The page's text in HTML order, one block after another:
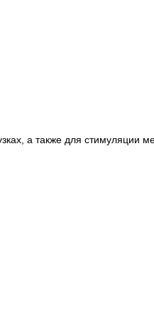
а также для стимуляции